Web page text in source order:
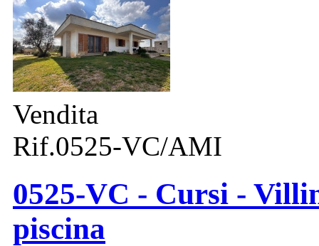
Vendita
Rif.0525-VC/AMI
0525-VC - Cursi -
piscina